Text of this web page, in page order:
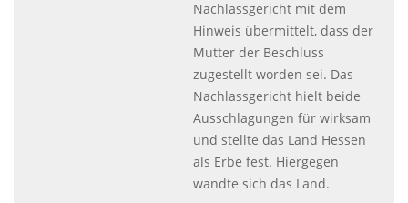
Nachlassgericht mit dem
Hinweis übermittelt, dass der
Mutter der Beschluss
zugestellt worden sei. Das
Nachlassgericht hielt beide
Ausschlagungen für wirksam
und stellte das Land Hessen
als Erbe fest. Hiergegen
wandte sich das Land.